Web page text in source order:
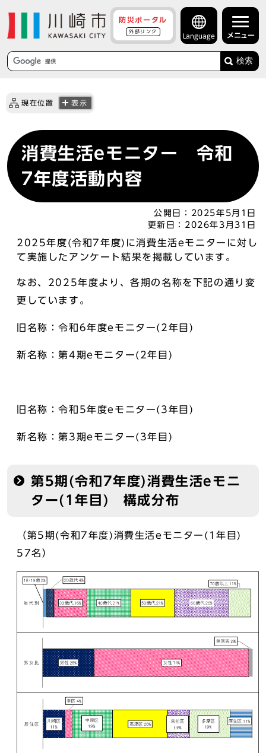
防災ポータル
外部リンク
Language メニュー
検索
現在位置 表示
消費生活eモニター 令和
7年度活動内容
公開日：
2025年5月1日
更新日： 2026年3月31日
2025年度(令和7年度)に消費生活eモニターに対し
て実施したアンケート結果を掲載しています。
なお、2025年度より、各期の名称を下記の通り変
更しています。
旧名称：令和6年度eモニター(2年目)
新名称：第4期eモニター(2年目)
旧名称：令和5年度eモニター(3年目)
新名称：第3期eモニター(3年目)
第5期(令和7年度)消費生活eモニ
ター(1年目) 構成分布
（第5期(令和7年度)消費生活eモニター(1年目)
57名）